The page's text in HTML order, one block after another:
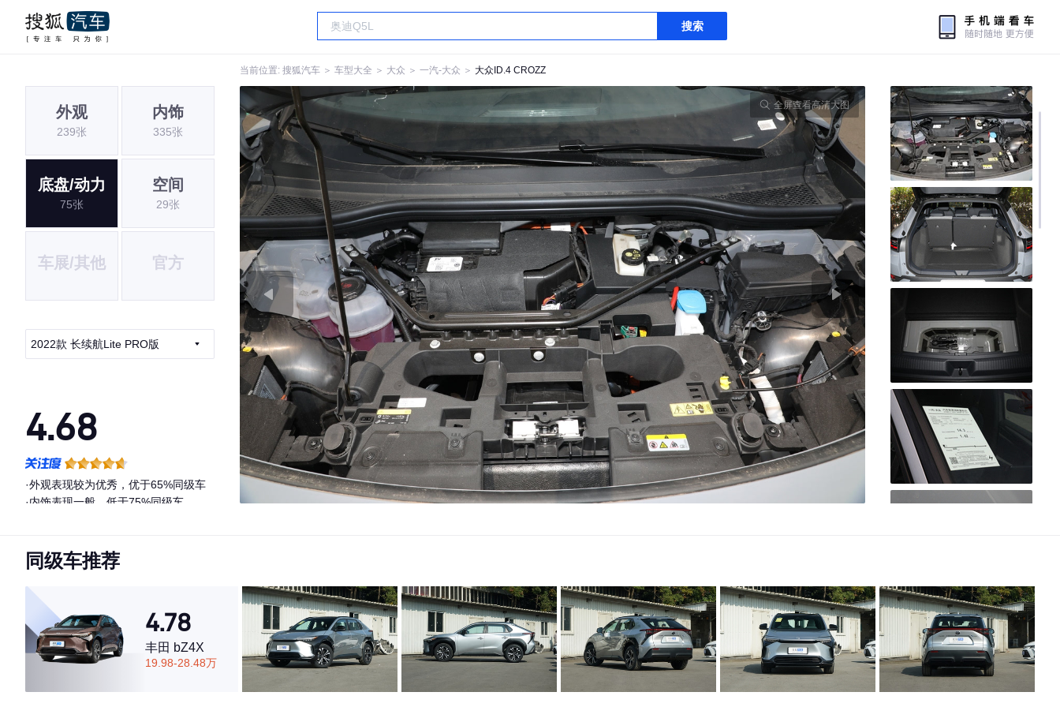
搜索
当前位置: 搜狐汽车 ＞ 车型大全 ＞ 大众 ＞ 一汽-大众 ＞ 大众ID.4 CROZZ
外观
239张
内饰
335张
底盘/动力
75张
空间
29张
车展/其他 官方
2022款 长续航Lite PRO版
4.68
·外观表现较为优秀，优于65%同级车
·内饰表现一般，低于75%同级车
全屏查看高清大图
同级车推荐
4.78
丰田 bZ4X
19.98-28.48万